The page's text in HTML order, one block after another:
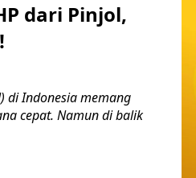
dari Pinjol,
di Indonesia memang
cepat. Namun di balik